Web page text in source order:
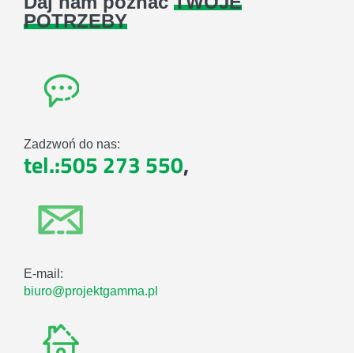
POTRZEBY
Zadzwoń do nas:
tel.:505 273 550,
E-mail:
biuro@projektgamma.pl